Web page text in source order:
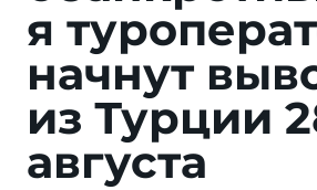
я
начнут
из Турции
августа